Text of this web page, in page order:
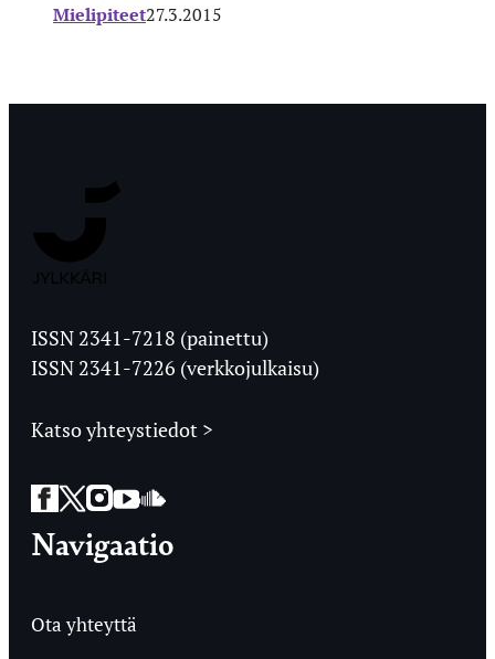
Mielipiteet27.3.2015
Ylioppilaslehti
ISSN 2341-7218 (painettu)
ISSN 2341-7226 (verkkojulkaisu)
Katso yhteystiedot >
Facebook
Twitter
Instagram
YouTube
SoundCloud
Navigaatio
Ota yhteyttä